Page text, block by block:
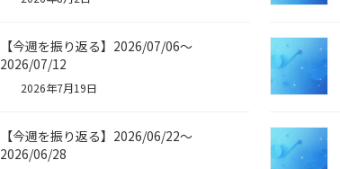
【今週を振り返る】2026/07/06〜
2026/07/12
2026年7月19日
【今週を振り返る】2026/06/22〜
2026/06/28